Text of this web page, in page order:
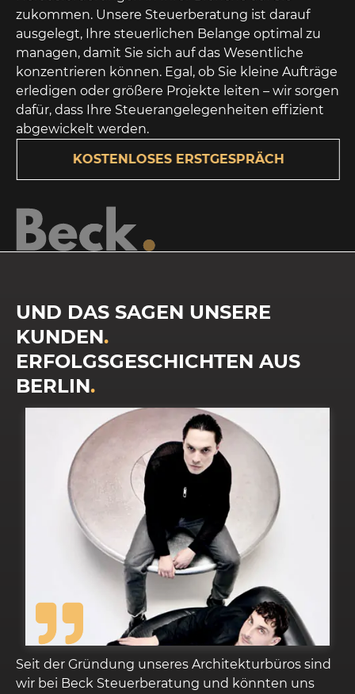
zukommen. Unsere Steuerberatung ist darauf
ausgelegt, Ihre steuerlichen Belange optimal zu
managen, damit Sie sich auf das Wesentliche
konzentrieren können. Egal, ob Sie kleine Aufträge
erledigen oder größere Projekte leiten – wir sorgen
dafür, dass Ihre Steuerangelegenheiten effizient
abgewickelt werden.
KOSTENLOSES ERSTGESPRÄCH
UND DAS SAGEN UNSERE
KUNDEN.
ERFOLGSGESCHICHTEN AUS
BERLIN.
unseres Architekturbüros sind
und könnten uns
Nach
ich mit der Beck